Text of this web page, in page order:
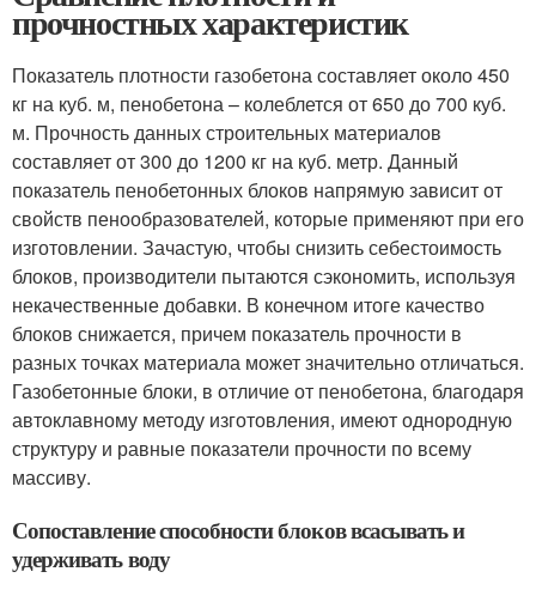
прочностных характеристик
Показатель плотности газобетона составляет около 450
кг на куб. м, пенобетона – колеблется от 650 до 700 куб.
м. Прочность данных строительных материалов
составляет от 300 до 1200 кг на куб. метр. Данный
показатель пенобетонных блоков напрямую зависит от
свойств пенообразователей, которые применяют при его
изготовлении. Зачастую, чтобы снизить себестоимость
блоков, производители пытаются сэкономить, используя
некачественные добавки. В конечном итоге качество
блоков снижается, причем показатель прочности в
разных точках материала может значительно отличаться.
Газобетонные блоки, в отличие от пенобетона, благодаря
автоклавному методу изготовления, имеют однородную
структуру и равные показатели прочности по всему
массиву.
Сопоставление способности блоков всасывать и
удерживать воду